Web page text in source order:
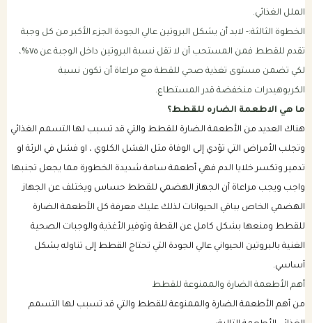
الملل الغذائي.
الخطوة الثالثة:- لابد أن يشكل البروتين عالي الجودة الجزء الأكبر من كل وجبة
تقدم للقطط فمن المستحب أن لا تقل نسبة البروتين داخل الوجبة عن ٧٥%،
لكي تضمن مستوى تغذية صحي للقطة مع مراعاة أن تكون نسبة
الكربوهيدرات منخفضة قدر المستطاع.
ما هي الاطعمة الضاره للقطط؟
هناك العديد من الأطعمة الضارة للقطط والتي قد تسبب لها التسمم الغذائي
وتجلب الأمراض التي تؤدي إلى الوفاة مثل الفشل الكلوي ، او فشل في الرئة او
تدمير وتكسر خلايا الدم فهي أطعمة سامة شديدة الخطورة مما يجعل تجنبها
واجب ويجب مراعاة أن الجهاز الهضمي للقطط حساس ويختلف عن الجهاز
الهضمي الخاص بباقي الحيوانات لذلك عليك معرفة كل الأطعمة الضارة
للقطط ومنعها بشكل كامل عن القطة وتوفير الأغذية والوجبات الصحية
الغنية بالبروتين الحيواني عالي الجودة التي تحتاج القطط إلى تناوله بشكل
أساسي.
أهم الأطعمة الضارة والممنوعة للقطط
من أهم الأطعمة الضارة والممنوعة للقطط والتي قد تسبب لها التسمم